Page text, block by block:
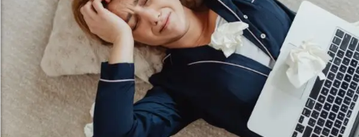
Bilan de compétences
Reconversion professionnelle